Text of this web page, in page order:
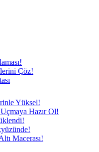
Çöz!
Yüksel!
Hazır Ol!
Macerası!